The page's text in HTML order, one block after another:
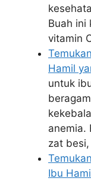
Buah ini
vitamin
Hamil
untuk
anemia.
zat
Ibu